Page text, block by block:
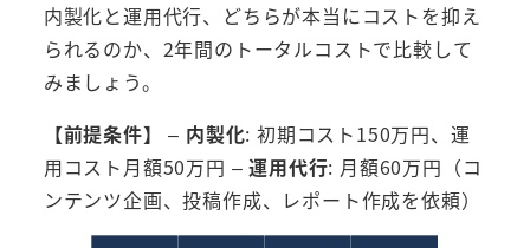
内製化と運用代行、どちらが本当にコストを抑え
られるのか、2年間のトータルコストで比較して
みましょう。
【前提条件】
– 内製化: 初期コスト150万円、運
用コスト月額50万円 –運用代行: 月額60万円（コ
ンテンツ企画、投稿作成、レポート作成を依頼）